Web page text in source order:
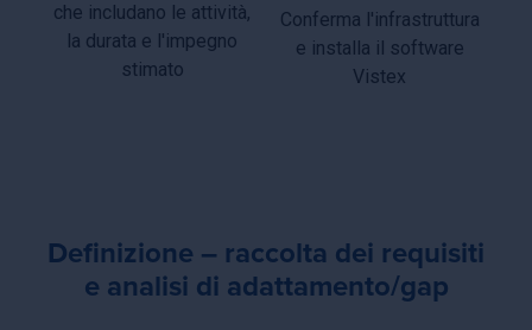
che includano le attività,
la durata e l'impegno
stimato
Conferma l'infrastruttura
e installa il software
Vistex
Definizione – raccolta dei requisiti
e analisi di adattamento/gap